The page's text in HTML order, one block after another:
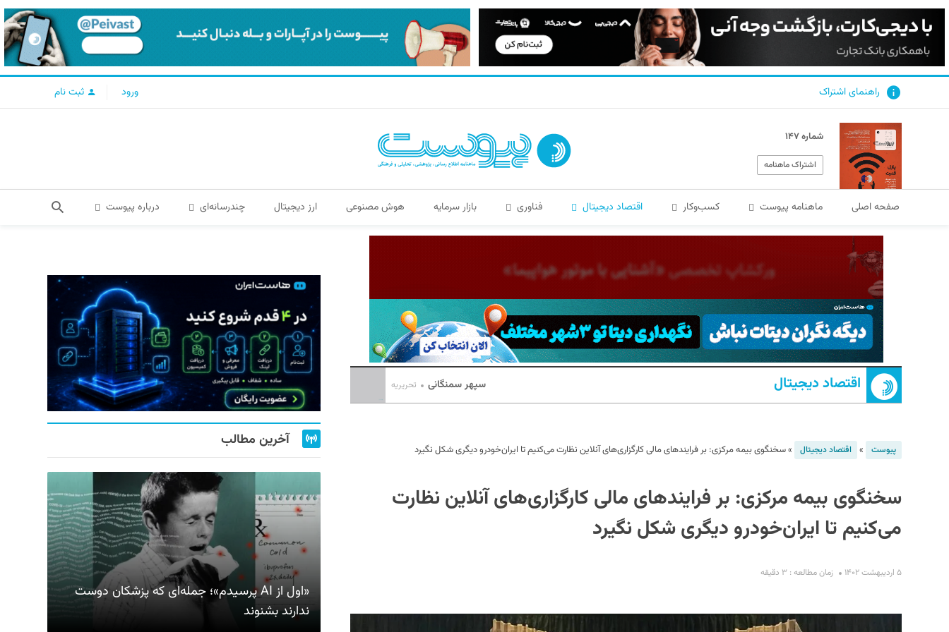
راهنمای اشتراک ورود ثبت نام
شماره ۱۴۷
اشتراک ماهنامه
صفحه اصلی ماهنامه پیوست کسب‌و‌کار اقتصاد دیجیتال فناوری بازار سرمایه هوش مصنوعی ارز دیجیتال چندرسانه‌ای درباره پیوست
اقتصاد دیجیتال سپهر سمنگانی تحریریه
پیوست » اقتصاد دیجیتال »سخنگوی بیمه مرکزی: بر فرایندهای مالی کارگزاری‌های آنلاین نظارت می‌کنیم تا ایران‌‌خودرو دیگری شکل نگیرد
سخنگوی بیمه مرکزی: بر فرایندهای مالی کارگزاری‌های آنلاین نظارت
می‌کنیم تا ایران‌‌خودرو دیگری شکل نگیرد
۵ اردیبهشت ۱۴۰۲ زمان مطالعه : ۳ دقیقه
آخرین مطالب
«اول از AI پرسیدم»؛ جمله‌ای که پزشکان دوست
ندارند بشنوند